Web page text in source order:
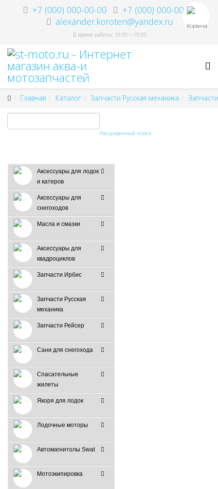
+7 (000) 000-00-00
+7 (000) 000-00-00
alexander.koroten@yandex.ru
время работы: 10:00—19:00
Корзина
Главная Каталог Запчасти Русская механика
Расширенный поиск
Аксессуары для лодок
и катеров
Аксессуары для
снегоходов
Масла и смазки
Аксессуары для
квадроциклов
Запчасти Ирбис
Запчасти Русская
механика
Запчасти Рейсер
Сани для снегохода
Спасательные
жилеты
Якоря для лодок
Лодочные моторы
Автомагнитолы Swat
Мотоэкипировка